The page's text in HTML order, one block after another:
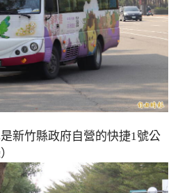
新竹縣政府自營的快捷1號公